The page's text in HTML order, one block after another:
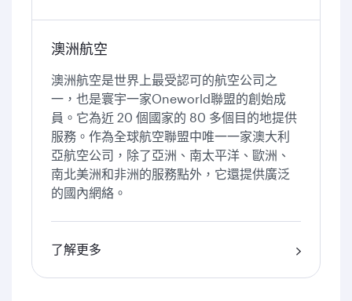
澳洲航空
澳洲航空是世界上最受認可的航空公司之
一，也是寰宇一家Oneworld聯盟的創始成
員。它為近 20 個國家的 80 多個目的地提供
服務。作為全球航空聯盟中唯一一家澳大利
亞航空公司，除了亞洲、南太平洋、歐洲、
南北美洲和非洲的服務點外，它還提供廣泛
的國內網絡。
了解更多